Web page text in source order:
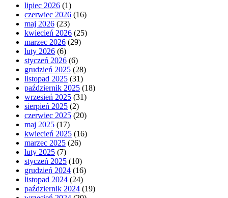
lipiec 2026 (1)
czerwiec 2026 (16)
maj 2026 (23)
kwiecień 2026 (25)
marzec 2026 (29)
luty 2026 (6)
styczeń 2026 (6)
grudzień 2025 (28)
listopad 2025 (31)
październik 2025 (18)
wrzesień 2025 (31)
sierpień 2025 (2)
czerwiec 2025 (20)
maj 2025 (17)
kwiecień 2025 (16)
marzec 2025 (26)
luty 2025 (7)
styczeń 2025 (10)
grudzień 2024 (16)
listopad 2024 (24)
październik 2024 (19)